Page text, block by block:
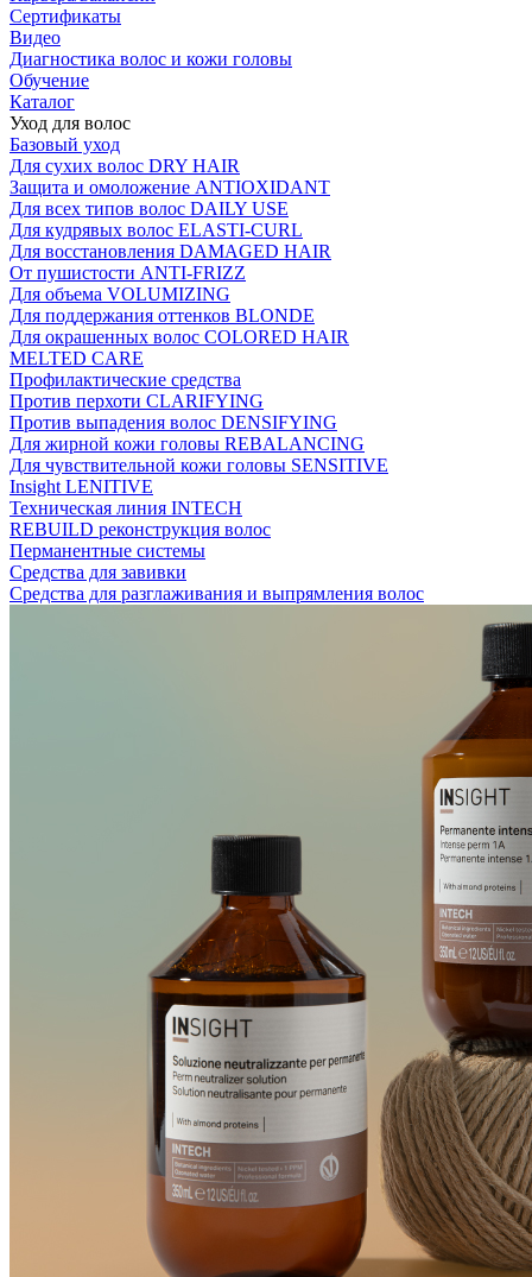
Сертификаты
Видео
Диагностика волос и кожи головы
Обучение
Каталог
Уход для волос
Базовый уход
Для сухих волос DRY HAIR
Защита и омоложение ANTIOXIDANT
Для всех типов волос DAILY USE
Для кудрявых волос ELASTI-CURL
Для восстановления DAMAGED HAIR
От пушистости ANTI-FRIZZ
Для объема VOLUMIZING
Для поддержания оттенков BLONDE
Для окрашенных волос COLORED HAIR
MELTED CARE
Профилактические средства
Против перхоти CLARIFYING
Против выпадения волос DENSIFYING
Для жирной кожи головы REBALANCING
Для чувствительной кожи головы SENSITIVE
Insight LENITIVE
Техническая линия INTECH
REBUILD реконструкция волос
Перманентные системы
Средства для завивки
Средства для разглаживания и выпрямления волос